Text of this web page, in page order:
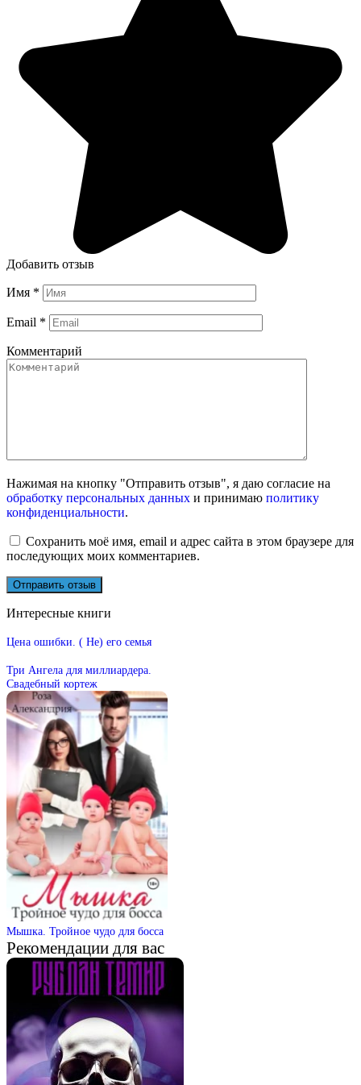
Добавить отзыв
Имя *
Email *
Комментарий
Нажимая на кнопку "Отправить отзыв", я даю согласие на
обработку персональных данных и принимаю политику
конфиденциальности.
Сохранить моё имя, email и адрес сайта в этом браузере для
последующих моих комментариев.
Интересные книги
Цена ошибки. ( Не) его семья
Три Ангела для миллиардера.
Свадебный кортеж
Мышка. Тройное чудо для босса
Рекомендации для вас